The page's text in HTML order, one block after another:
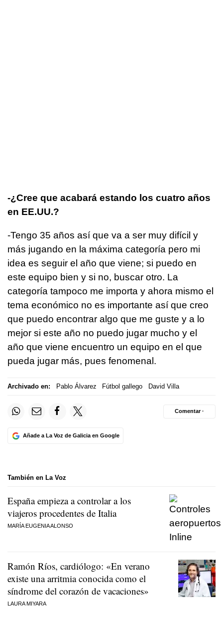
-¿Cree que acabará estando los cuatro años
en EE.UU.?
-Tengo 35 años así que va a ser muy difícil y
más jugando en la máxima categoría pero mi
idea es seguir el año que viene; si puedo en
este equipo bien y si no, buscar otro. La
categoría tampoco me importa y ahora mismo el
tema económico no es importante así que creo
que puedo encontrar algo que me guste y a lo
mejor si este año no puedo jugar mucho y el
año que viene encuentro un equipo en el que
pueda jugar más, pues fenomenal.
Archivado en: Pablo Álvarez Fútbol gallego David Villa
Añade a La Voz de Galicia en Google
Comentar ·
También en La Voz
España empieza a controlar a los
viajeros procedentes de Italia
MARÍA EUGENIA ALONSO
Ramón Ríos, cardiólogo: «En verano
existe una arritmia conocida como el
síndrome del corazón de vacaciones»
LAURA MIYARA